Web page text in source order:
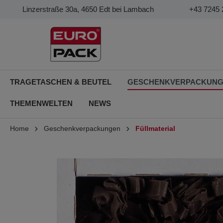
Linzerstraße 30a, 4650 Edt bei Lambach +43 7245
TRAGETASCHEN & BEUTEL
THEMENWELTEN NEWS
Home Geschenkverpackungen Füllmaterial